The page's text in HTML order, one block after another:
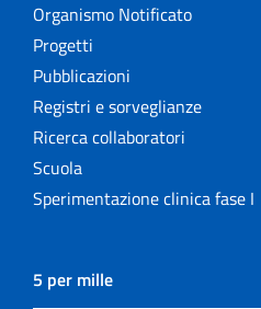
Organismo Notificato
Progetti
Pubblicazioni
Registri e sorveglianze
Ricerca collaboratori
Scuola
Sperimentazione clinica fase I
5 per mille